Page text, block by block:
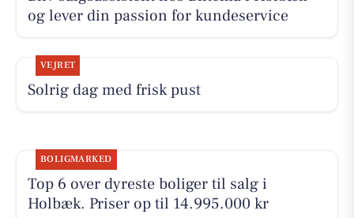
og lever din passion for kundeservice
VEJRET
Solrig dag med frisk pust
BOLIGMARKED
Top 6 over dyreste boliger til salg i
Holbæk. Priser op til 14.995.000 kr